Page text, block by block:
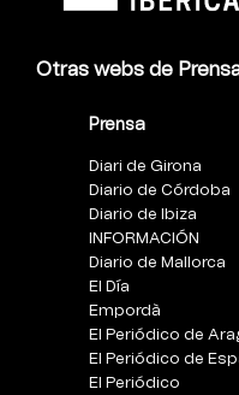
Otras webs de
Prensa
Diari de Girona
Diario de Córdoba
Diario de Ibiza
INFORMACIÓN
Diario de Mallorca
El Día
Empordà
El Periódico de
El Periódico de
El Periódico